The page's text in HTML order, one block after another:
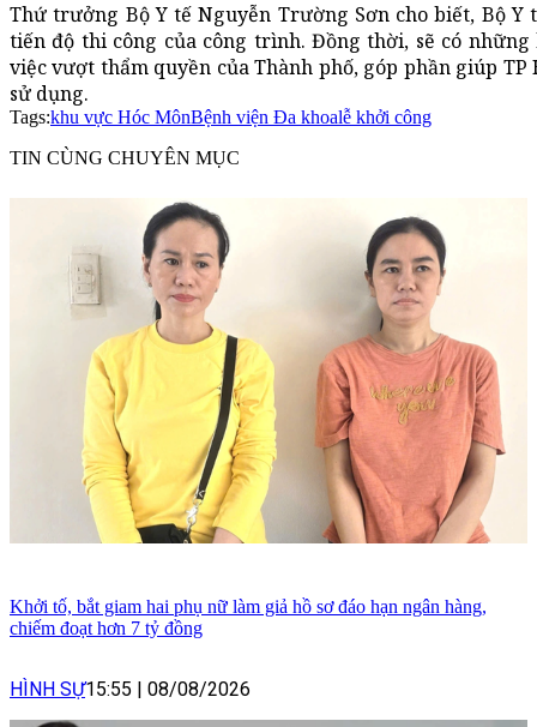
Thứ trưởng Bộ Y tế Nguyễn Trường Sơn cho biết, Bộ
tiến độ thi công của công trình. Đồng thời, sẽ có
việc vượt thẩm quyền của Thành phố, góp phần giúp
sử dụng.
Tags:khu vực Hóc MônBệnh viện Đa khoalễ khởi công
TIN CÙNG CHUYÊN MỤC
Khởi tố, bắt giam hai phụ nữ làm giả hồ sơ đáo hạn ngân hàng,
chiếm đoạt hơn 7 tỷ đồng
HÌNH SỰ15:55 08/08/2026